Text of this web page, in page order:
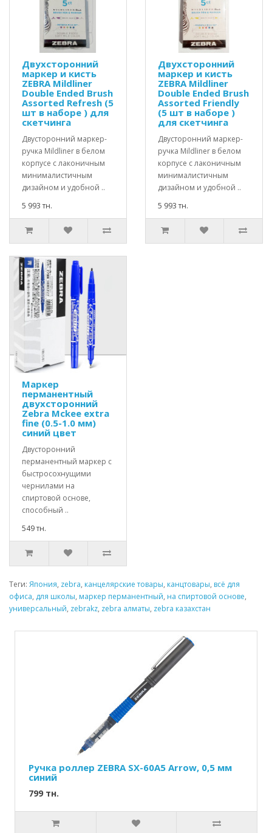
Двухсторонний
маркер и кисть
ZEBRA Mildliner
Double Ended Brush
Assorted Refresh (5
шт в наборе ) для
скетчинга
Двусторонний маркер-
ручка Mildliner в белом
корпусе с лаконичным
минималистичным
дизайном и удобной ..
5 993 тн.
Двухсторонний
маркер и кисть
ZEBRA Mildliner
Double Ended Brush
Assorted Friendly
(5 шт в наборе )
для скетчинга
Двусторонний маркер-
ручка Mildliner в белом
корпусе с лаконичным
минималистичным
дизайном и удобной ..
5 993 тн.
Маркер
перманентный
двухсторонний
Zebra Mckee extra
fine (0.5-1.0 мм)
синий цвет
Двусторонний
перманентный маркер с
быстросохнущими
чернилами на
спиртовой основе,
способный ..
549 тн.
Теги: Япония, zebra, канцелярские товары, канцтовары, всё для
офиса, для школы, маркер перманентный, на спиртовой основе,
универсальный, zebrakz, zebra алматы, zebra казахстан
Ручка роллер ZEBRA SX-60A5 Arrow, 0,5 мм
синий
799 тн.